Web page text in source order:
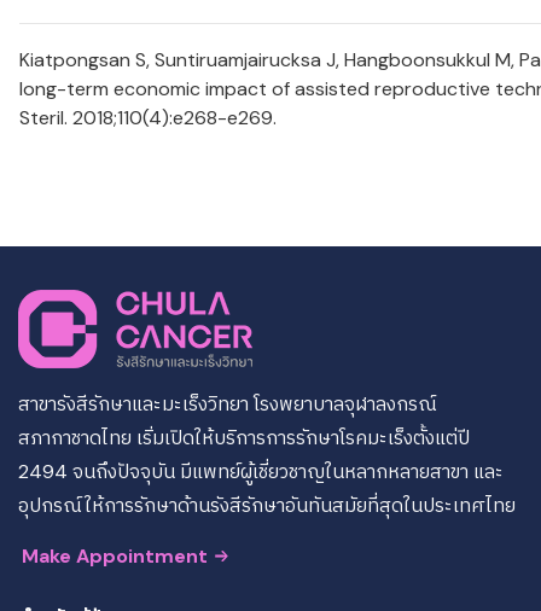
Kiatpongsan S, Suntiruamjairucksa J, Hangboonsukkul M,
long-term economic impact of assisted reproductive
Steril. 2018;110(4):e268-e269.
สาขารังสีรักษาและมะเร็งวิทยา โรงพยาบาลจุฬาลงกรณ์
สภากาชาดไทย เริ่มเปิดให้บริการการรักษาโรคมะเร็งตั้งแต่ปี
2494 จนถึงปัจจุบัน มีแพทย์ผู้เชี่ยวชาญในหลากหลายสาขา และ
อุปกรณ์ให้การรักษาด้านรังสีรักษาอันทันสมัยที่สุดในประเทศไทย
Make Appointment